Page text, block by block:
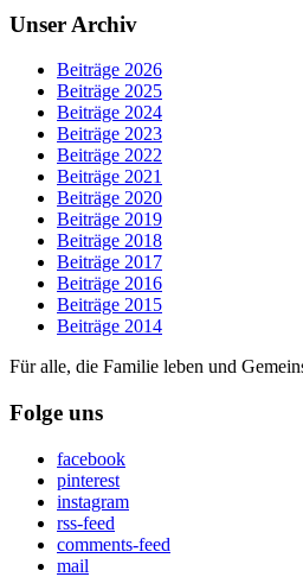
Unser Archiv
Beiträge 2026
Beiträge 2025
Beiträge 2024
Beiträge 2023
Beiträge 2022
Beiträge 2021
Beiträge 2020
Beiträge 2019
Beiträge 2018
Beiträge 2017
Beiträge 2016
Beiträge 2015
Beiträge 2014
Für alle, die Familie leben und
Folge uns
facebook
pinterest
instagram
rss-feed
comments-feed
mail